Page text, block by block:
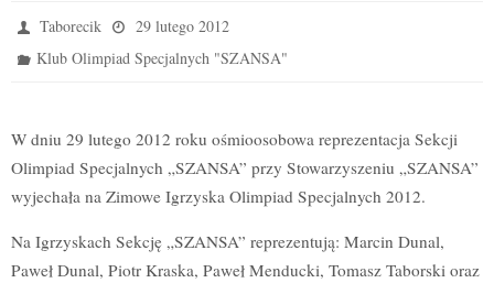
Taborecik
29 lutego 2012
Klub Olimpiad Specjalnych "SZANSA"
W dniu 29 lutego 2012 roku ośmioosobowa reprezentacja Sekcji
Olimpiad Specjalnych „SZANSA” przy Stowarzyszeniu „SZANSA”
wyjechała na Zimowe Igrzyska Olimpiad Specjalnych 2012.
Na Igrzyskach Sekcję „SZANSA” reprezentują: Marcin Dunal,
Paweł Dunal, Piotr Kraska, Paweł Menducki, Tomasz Taborski oraz